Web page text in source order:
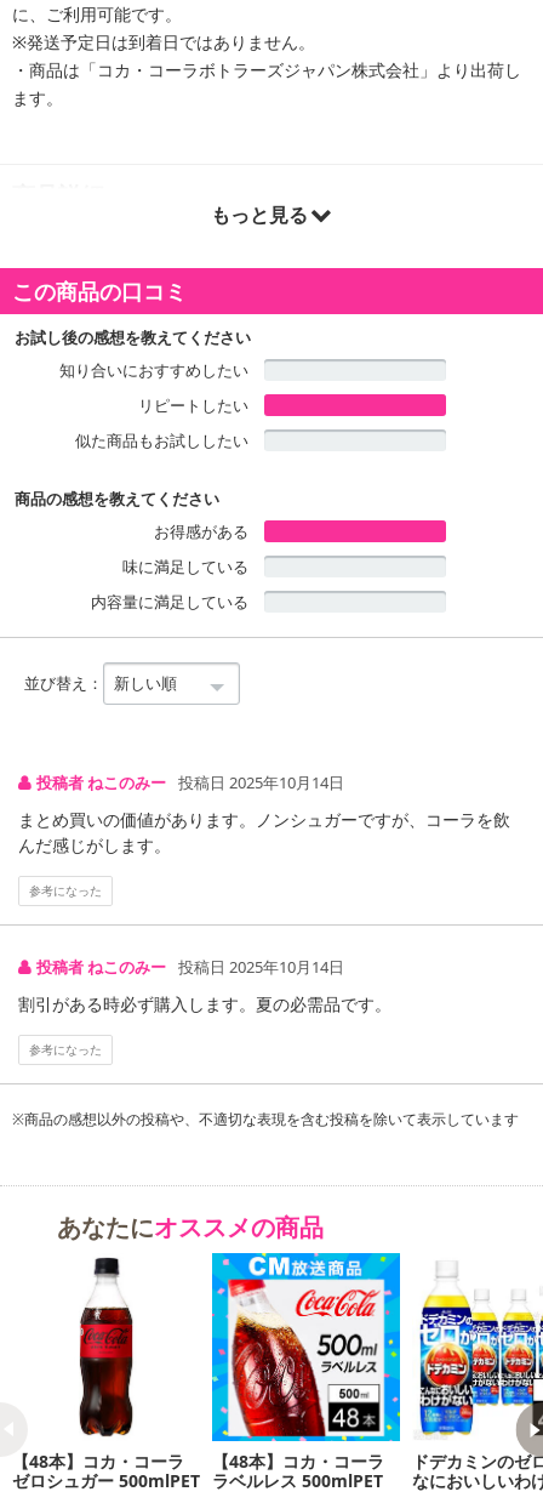
に、ご利用可能です。
※発送予定日は到着日ではありません。
・商品は「コカ・コーラボトラーズジャパン株式会社」より出荷し
ます。
存料ゼロ・合成香料ゼロでお楽しみいただける『コカ・コーラ ゼ
ロ』から、500mlのラベルレスボトルが登場。
ラベルをはがす手間がなく、リサイクルがしやすいだけでなく、35
0mlのラベルレスボトルと同様に、環境にやさしい100%リサイクル
PETを使用しています。
ご家庭内のストックにぴったりで、350mlでは少し容量が物足りな
いという方におすすめのパッケージです。
ラベルレスボトルをお楽しみください。
メーカー製造日から5か月
※商品到着時点でのお日持ち期間は、配送日数などにより異なり
ますのでご了承ください。
・原産国（最終加工地）：日本
・原材料/材質/素材：炭酸、カラメル色素、酸味料、甘味料（スク
たんぱく質:0g 脂質:0g 炭水化物:0g（糖類:0g） 食塩相当量:0.01g
注意事項
【賞味・消費期限のある商品について】
商品到着時点でのお日持ち期間は、配送日数などにより異なります
【キャンセルについて】
※お申込み後のキャンセルはお受けできません。
記載されている内容を必ずご確認いただき、お届けする商品セット
にご納得いただきましたうえでお申し込みください。
※パッケージ変更や商品リニューアル（成分など含む）等により、
了により、商品詳細内に記載の原産国・原材料の表記が旧表記の場
合がございます。
あらかじめご了承いただいた上でお申込みください。なお、本理由
によるお申込み後のキャンセル・返品交換は対応いたしかねます。
【お支払いについて】
※送料はお試し費用に含まれております。
※d払い、PayPay、au PAY、au PAY（auかんたん決済）、ソフトバ
ンクまとめて支払い、楽天ペイ、メルペイ、AEON Pay、Amazon
Payでお支払いの場合、決済のため外部サイトへ遷移します。
もっと見る
この商品の口コミ
お試し後の感想を教えてください
知り合いにおすすめしたい
リピートしたい
似た商品もお試ししたい
商品の感想を教えてください
お得感がある
味に満足している
内容量に満足している
並び替え：
投稿者 ねこのみー 投稿日 2025年10月14日
まとめ買いの価値があります。ノンシュガーですが、コーラを飲
んだ感じがします。
参考になった
投稿者 ねこのみー 投稿日 2025年10月14日
割引がある時必ず購入します。夏の必需品です。
参考になった
※商品の感想以外の投稿や、不適切な表現を含む投稿を除いて表示しています
あなたにオススメの商品
【48本】コカ・コーラ
ゼロシュガー 500mlPET
【48本】コカ・コーラ
ラベルレス 500mlPET
ドデカミンのゼ
なにおいしいわ